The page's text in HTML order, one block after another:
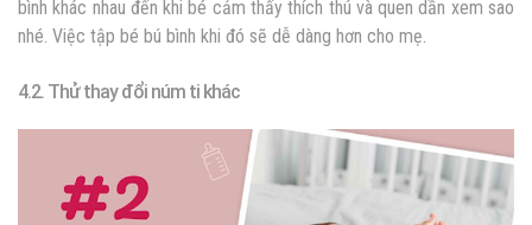
bình khác nhau đến khi bé cảm thấy thích thú và quen dần xem sao
nhé. Việc tập bé bú bình khi đó sẽ dễ dàng hơn cho mẹ.
4.2. Thử thay đổi núm ti khác